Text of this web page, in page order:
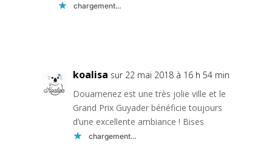
chargement…
koalisa sur 22 mai 2018 à 16 h 54 min
Douarnenez est une très jolie ville et le
Grand Prix Guyader bénéficie toujours
d’une excellente ambiance ! Bises
chargement…